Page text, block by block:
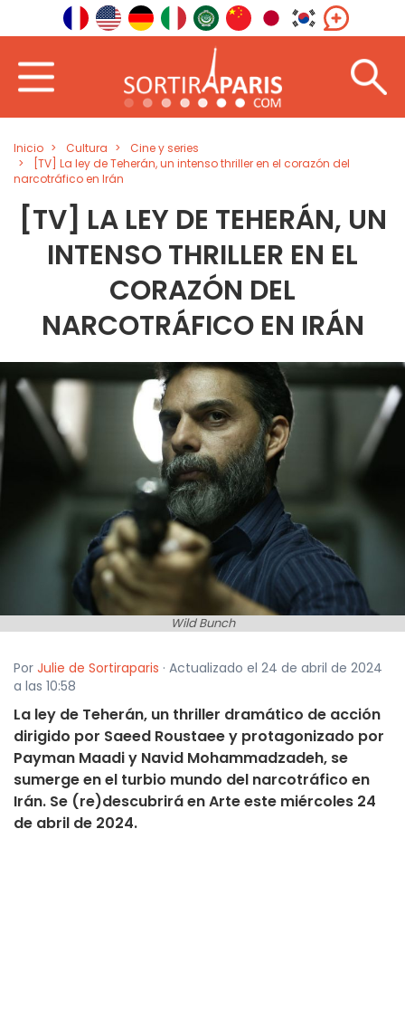
Inicio Cultura
Cine y series
[TV] La ley de Teherán, un intenso thriller en el corazón del
narcotráfico en Irán
[TV] LA LEY DE TEHERÁN, UN
INTENSO THRILLER EN EL
CORAZÓN DEL
NARCOTRÁFICO EN IRÁN
Wild Bunch
Por Julie de Sortiraparis · Actualizado el 24 de abril de 2024
a las 10:58
La ley de Teherán, un thriller dramático de acción
dirigido por Saeed Roustaee y protagonizado por
Payman Maadi y Navid Mohammadzadeh, se
sumerge en el turbio mundo del narcotráfico en
Irán. Se (re)descubrirá en Arte este miércoles 24
de abril de 2024.